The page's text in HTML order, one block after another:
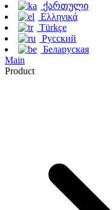
ქართული
Ελληνικά
Türkçe
Русский
Беларуская
Main
Product